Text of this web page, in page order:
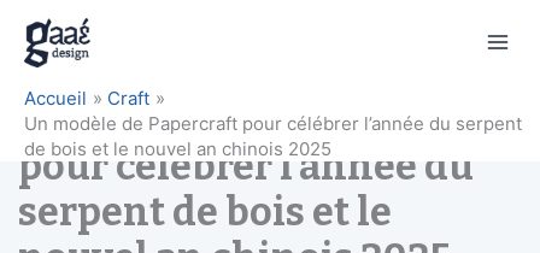
contenu
Accueil
Craft
Un modèle de Papercraft pour célébrer l’année du serpent
de bois et le nouvel an chinois 2025
Un modèle de Papercraft
pour célébrer l’année du
serpent de bois et le